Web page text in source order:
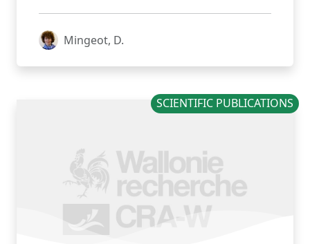
Mingeot, D.
SCIENTIFIC PUBLICATIONS